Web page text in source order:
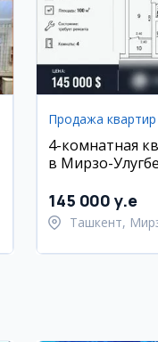
Продажа квартир
4-комнатная
в Мирзо-
145 000 y.e
Ташкент,